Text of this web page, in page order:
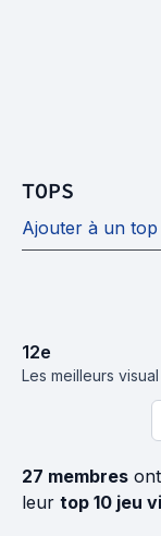
TOPS
Ajouter à un top
12e
Les meilleurs
27 membres
leur top 10 jeu